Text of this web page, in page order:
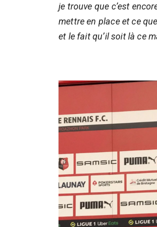
je trouve que c’est
mettre en place et ce
et le fait qu’il soit là ce